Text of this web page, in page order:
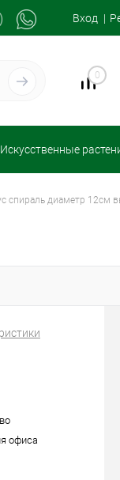
Вход
0
Искусственные
спираль диаметр 12см
офиса